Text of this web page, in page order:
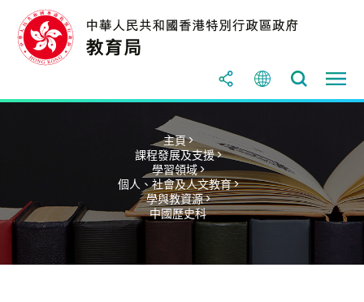
主頁 >
課程發展及支援 >
學習領域 >
個人、社會及人文教育 >
學與教資源 >
中國歷史科